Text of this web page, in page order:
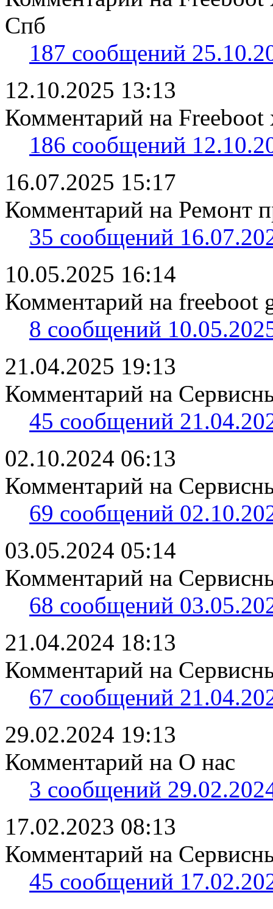
Спб
187 сообщений
12.10.2025 13:13
Комментарий на
186 сообщений
16.07.2025 15:17
Комментарий на Ремонт
35 сообщений
10.05.2025 16:14
Комментарий на freeboot
8 сообщений
21.04.2025 19:13
Комментарий на
45 сообщений
02.10.2024 06:13
Комментарий на
69 сообщений
03.05.2024 05:14
Комментарий на
68 сообщений
21.04.2024 18:13
Комментарий на
67 сообщений
29.02.2024 19:13
Комментарий на О нас
3 сообщений
17.02.2023 08:13
Комментарий на
45 сообщений